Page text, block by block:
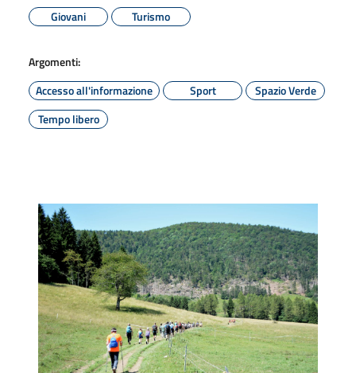
Giovani
Turismo
Argomenti:
Accesso all'informazione
Sport
Spazio Verde
Tempo libero